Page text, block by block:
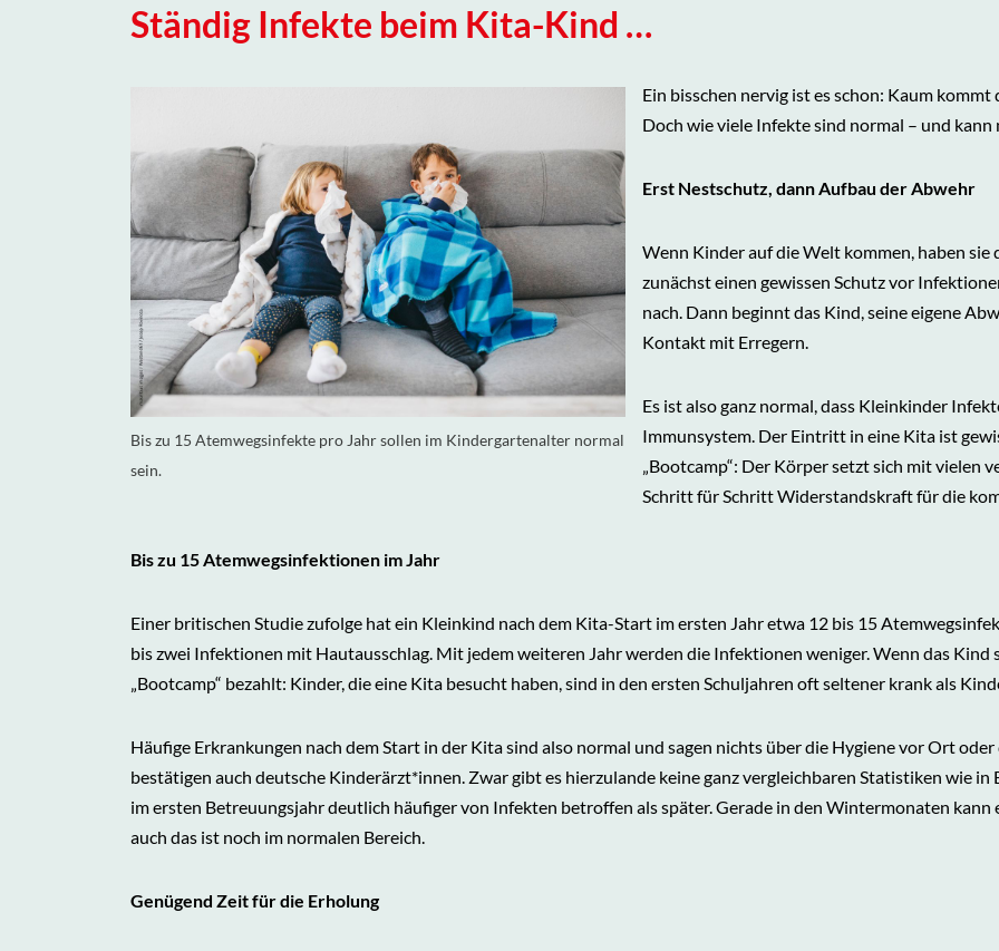
Ständig Infekte beim Kita-Kind …
Bis zu 15 Atemwegsinfekte pro Jahr sollen im Kindergartenalter normal
sein.
Ein bisschen nervig ist es schon: Kaum
Doch wie viele Infekte sind normal – und kann
Erst Nestschutz, dann Aufbau der Abwehr
Wenn Kinder auf die Welt kommen, haben
zunächst einen gewissen Schutz vor
nach. Dann beginnt das Kind, seine eigene
Kontakt mit Erregern.
Es ist also ganz normal, dass Kleinkinder
Immunsystem. Der Eintritt in eine Kita ist
„Bootcamp“: Der Körper setzt sich mit vielen
Schritt für Schritt Widerstandskraft für die
Bis zu 15 Atemwegsinfektionen im Jahr
Einer britischen Studie zufolge hat ein Kleinkind nach dem Kita-Start im ersten Jahr etwa 12 bis 15
bis zwei Infektionen mit Hautausschlag. Mit jedem weiteren Jahr werden die Infektionen weniger. Wenn das Kind
„Bootcamp“ bezahlt: Kinder, die eine Kita besucht haben, sind in den ersten Schuljahren oft seltener krank als
Häufige Erkrankungen nach dem Start in der Kita sind also normal und sagen nichts über die Hygiene vor Ort
bestätigen auch deutsche Kinderärzt*innen. Zwar gibt es hierzulande keine ganz vergleichbaren Statistiken wie
im ersten Betreuungsjahr deutlich häufiger von Infekten betroffen als später. Gerade in den Wintermonaten
auch das ist noch im normalen Bereich.
Genügend Zeit für die Erholung